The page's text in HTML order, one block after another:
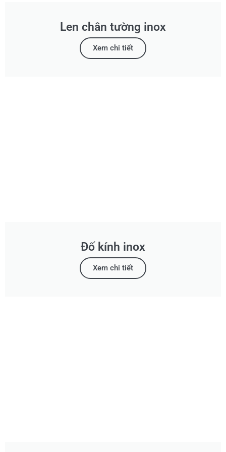
Len chân tường inox
Xem chi tiết
Đố kính inox
Xem chi tiết